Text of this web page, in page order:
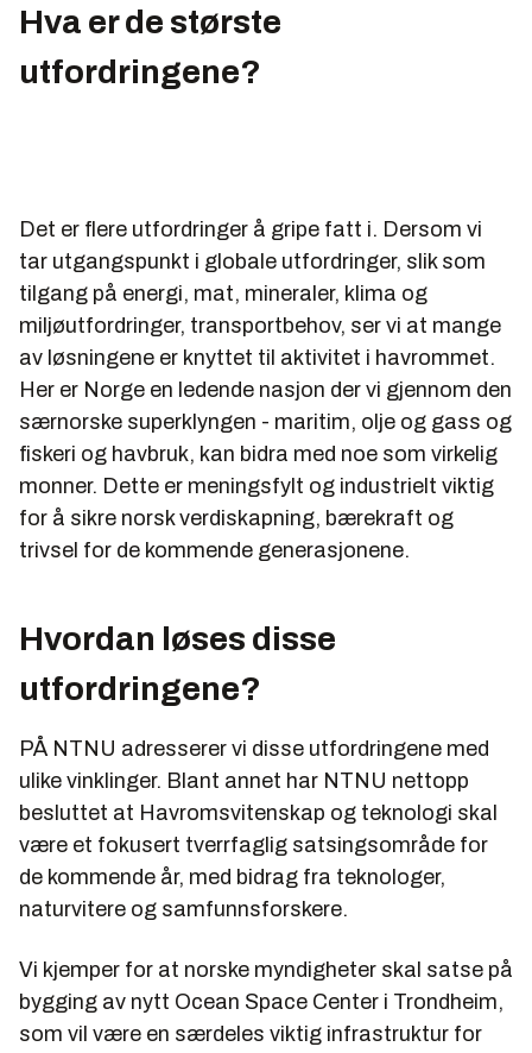
Hva er de største
utfordringene?
Det er flere utfordringer å gripe fatt i. Dersom vi
tar utgangspunkt i globale utfordringer, slik som
tilgang på energi, mat, mineraler, klima og
miljøutfordringer, transportbehov, ser vi at mange
av løsningene er knyttet til aktivitet i havrommet.
Her er Norge en ledende nasjon der vi gjennom den
særnorske superklyngen - maritim, olje og gass og
fiskeri og havbruk, kan bidra med noe som virkelig
monner. Dette er meningsfylt og industrielt viktig
for å sikre norsk verdiskapning, bærekraft og
trivsel for de kommende generasjonene.
Hvordan løses disse
utfordringene?
PÅ NTNU adresserer vi disse utfordringene med
ulike vinklinger. Blant annet har NTNU nettopp
besluttet at Havromsvitenskap og teknologi skal
være et fokusert tverrfaglig satsingsområde for
de kommende år, med bidrag fra teknologer,
naturvitere og samfunnsforskere.
Vi kjemper for at norske myndigheter skal satse på
bygging av nytt Ocean Space Center i Trondheim,
som vil være en særdeles viktig infrastruktur for